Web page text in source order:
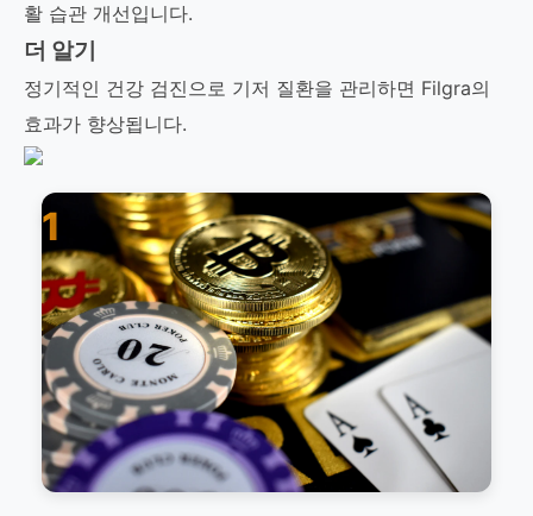
활 습관 개선입니다.
더 알기
정기적인 건강 검진으로 기저 질환을 관리하면 Filgra의
효과가 향상됩니다.
1